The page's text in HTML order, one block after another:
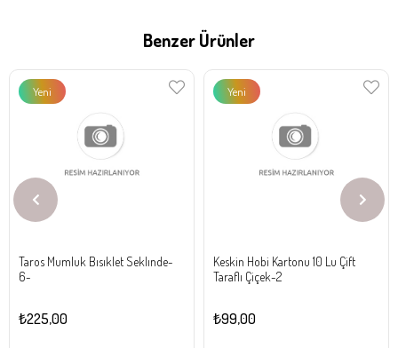
Benzer Ürünler
Taros Mumluk Bısıklet Seklınde-
6-
₺225,00
Yeni
Keskin Hobi Kartonu 10 Lu Çift
Taraflı Çiçek-2
₺99,00
Yeni